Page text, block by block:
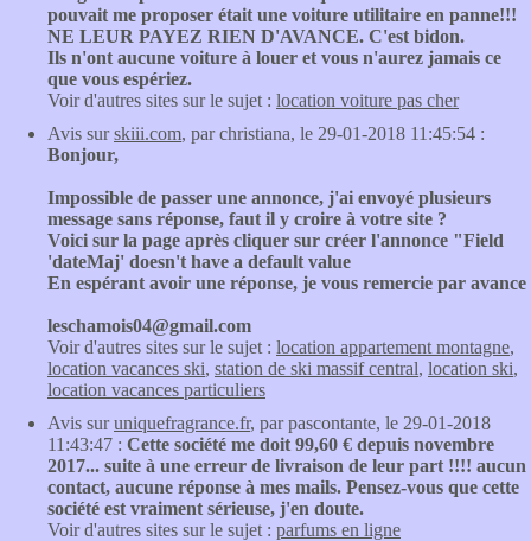
pouvait me proposer était une voiture utilitaire en panne!!!
NE LEUR PAYEZ RIEN D'AVANCE. C'est bidon.
Ils n'ont aucune voiture à louer et vous n'aurez jamais ce
que vous espériez.
Voir d'autres sites sur le sujet : location voiture pas cher
Avis surskiii.com, par christiana, le 29-01-2018 11:45:54 :
Bonjour,
Impossible de passer une annonce, j'ai envoyé plusieurs
message sans réponse, faut il y croire à votre site ?
Voici sur la page après cliquer sur créer l'annonce "Field
'dateMaj' doesn't have a default value
En espérant avoir une réponse, je vous remercie par avance
leschamois04@gmail.com
Voir d'autres sites sur le sujet : location appartement montagne,
location vacances ski, station de ski massif central, location ski,
location vacances particuliers
Avis suruniquefragrance.fr, par pascontante, le 29-01-2018
11:43:47 : Cette société me doit 99,60 € depuis novembre
2017... suite à une erreur de livraison de leur part !!!! aucun
contact, aucune réponse à mes mails. Pensez-vous que cette
société est vraiment sérieuse, j'en doute.
Voir d'autres sites sur le sujet : parfums en ligne